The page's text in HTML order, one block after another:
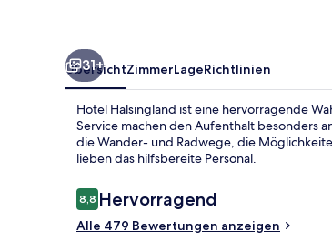
31+
ÜbersichtZimmerLageRichtlinien
Hotel Halsingland ist eine hervorragende
Service machen den Aufenthalt besonders
die Wander- und Radwege, die
lieben das hilfsbereite Personal.
Bewertungen
8,88,8 von 10.
Hervorragend
Alle 479 Bewertungen anzeigen